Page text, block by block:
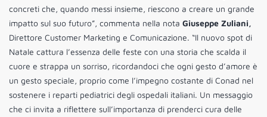
concreti che, quando messi insieme, riescono a creare un grande
impatto sul suo futuro”, commenta nella nota Giuseppe Zuliani,
Direttore Customer Marketing e Comunicazione. “Il nuovo spot di
Natale cattura l’essenza delle feste con una storia che scalda il
cuore e strappa un sorriso, ricordandoci che ogni gesto d’amore è
un gesto speciale, proprio come l’impegno costante di Conad nel
sostenere i reparti pediatrici degli ospedali italiani. Un messaggio
che ci invita a riflettere sull’importanza di prenderci cura delle